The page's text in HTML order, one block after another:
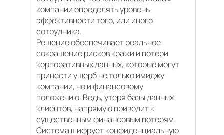
компании определять уровень
эффективности того, или иного
сотрудника.
Решение обеспечивает реальное
сокращение рисков кражи и потери
корпоративных данных, которые могут
принести ущерб не только имиджу
компании, но и финансовому
положению. Ведь, утеря базы данных
клиентов, напрямую приводит к
существенным финансовым потерям.
Система шифрует конфиденциальную